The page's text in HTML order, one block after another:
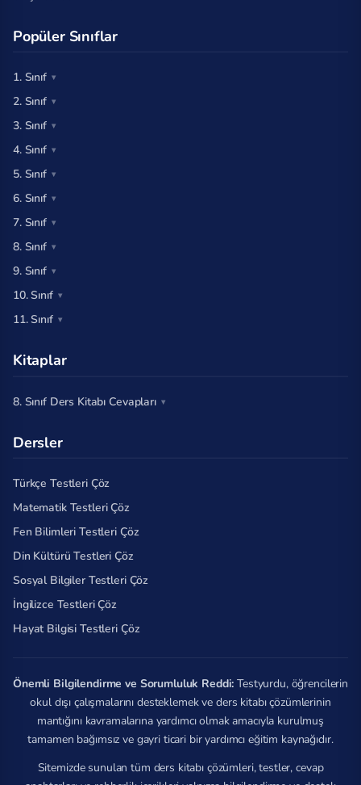
Popüler Sınıflar
1. Sınıf
2. Sınıf
3. Sınıf
4. Sınıf
5. Sınıf
6. Sınıf
7. Sınıf
8. Sınıf
9. Sınıf
10. Sınıf
11. Sınıf
Kitaplar
8. Sınıf Ders Kitabı Cevapları
Dersler
Türkçe Testleri Çöz
Matematik Testleri Çöz
Fen Bilimleri Testleri Çöz
Din Kültürü Testleri Çöz
Sosyal Bilgiler Testleri Çöz
İngilizce Testleri Çöz
Hayat Bilgisi Testleri Çöz
Önemli Bilgilendirme ve Sorumluluk Reddi: Testyurdu, öğrencilerin
okul dışı çalışmalarını desteklemek ve ders kitabı çözümlerinin
mantığını kavramalarına yardımcı olmak amacıyla kurulmuş
tamamen bağımsız ve gayri ticari bir yardımcı eğitim kaynağıdır.
Sitemizde sunulan tüm ders kitabı çözümleri, testler, cevap